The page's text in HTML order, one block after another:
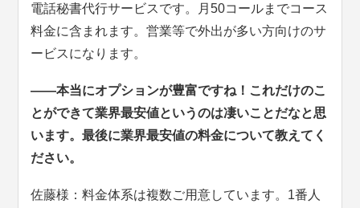
電話秘書代行サービスです。月50コールまでコース
料金に含まれます。営業等で外出が多い方向けのサ
ービスになります。
――本当にオプションが豊富ですね！これだけのこ
とができて業界最安値というのは凄いことだなと思
います。最後に業界最安値の料金について教えてく
ださい。
佐藤様：料金体系は複数ご用意しています。1番人